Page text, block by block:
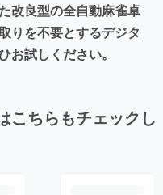
改良型の全自動麻雀卓
りを不要とするデジタ
お試しください。
こちらもチェックし